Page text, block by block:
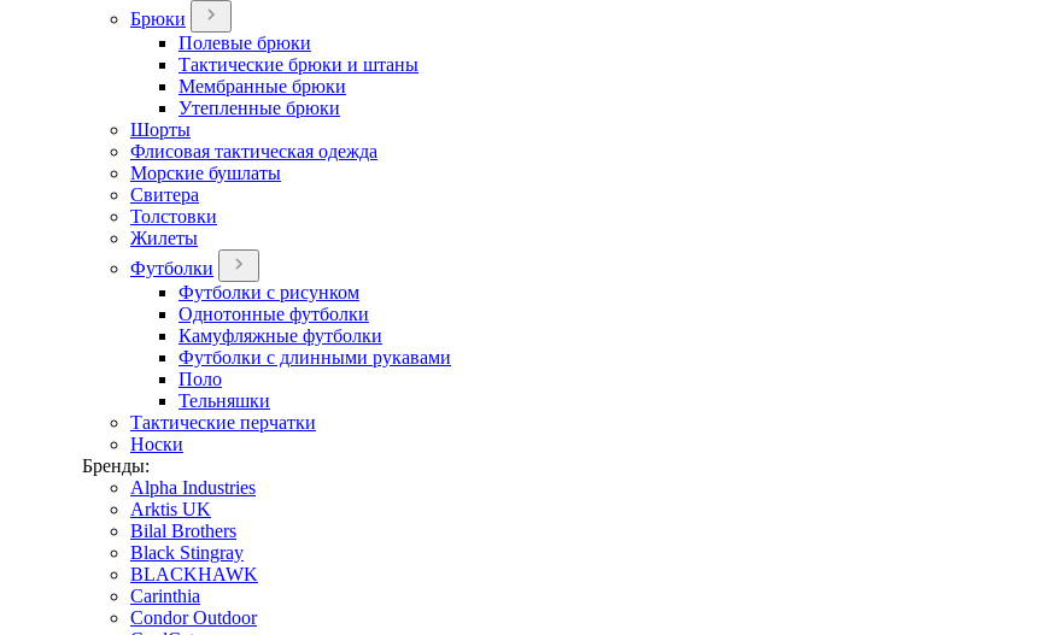
Брюки
Полевые брюки
Тактические брюки и штаны
Мембранные брюки
Утепленные брюки
Шорты
Флисовая тактическая одежда
Морские бушлаты
Свитера
Толстовки
Жилеты
Футболки
Футболки с рисунком
Однотонные футболки
Камуфляжные футболки
Футболки с длинными рукавами
Поло
Тельняшки
Тактические перчатки
Носки
Бренды:
Alpha Industries
Arktis UK
Bilal Brothers
Black Stingray
BLACKHAWK
Carinthia
Condor Outdoor